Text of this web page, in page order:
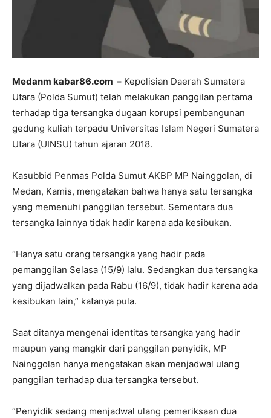
Medanm kabar86.com – Kepolisian Daerah Sumatera
Utara (Polda Sumut) telah melakukan panggilan pertama
terhadap tiga tersangka dugaan korupsi pembangunan
gedung kuliah terpadu Universitas Islam Negeri Sumatera
Utara (UINSU) tahun ajaran 2018.
Kasubbid Penmas Polda Sumut AKBP MP Nainggolan, di
Medan, Kamis, mengatakan bahwa hanya satu tersangka
yang memenuhi panggilan tersebut. Sementara dua
tersangka lainnya tidak hadir karena ada kesibukan.
“Hanya satu orang tersangka yang hadir pada
pemanggilan Selasa (15/9) lalu. Sedangkan dua tersangka
yang dijadwalkan pada Rabu (16/9), tidak hadir karena ada
kesibukan lain,” katanya pula.
Saat ditanya mengenai identitas tersangka yang hadir
maupun yang mangkir dari panggilan penyidik, MP
Nainggolan hanya mengatakan akan menjadwal ulang
panggilan terhadap dua tersangka tersebut.
“Penyidik sedang menjadwal ulang pemeriksaan dua